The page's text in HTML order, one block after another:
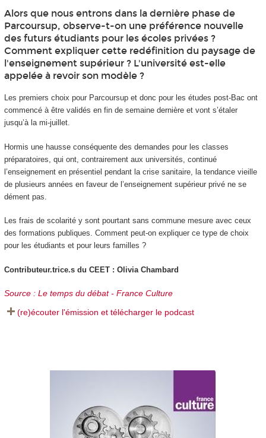
Alors que nous entrons dans la dernière phase de
Parcoursup, observe-t-on une préférence nouvelle
des futurs étudiants pour les écoles privées ?
Comment expliquer cette redéfinition du paysage de
l'enseignement supérieur ? L'université est-elle
appelée à revoir son modèle ?
Les premiers choix pour Parcoursup et donc pour les études post-Bac ont
commencé à être validés en fin de semaine dernière et vont s’étaler
jusqu’à la mi-juillet.
Hormis une hausse conséquente des demandes pour les classes
préparatoires, qui ont, contrairement aux universités, continué
l’enseignement en présentiel pendant la crise sanitaire, la tendance vieille
de plusieurs années en faveur de l’enseignement supérieur privé ne se
dément pas.
Les frais de scolarité y sont pourtant sans commune mesure avec ceux
des formations publiques. Comment peut-on expliquer ce type de choix
pour les étudiants et pour leurs familles ?
Contributeur.trice.s du CEET : Olivia Chambard
Source : Le temps du débat - France Culture
(re)écouter l'émission et télécharger le podcast